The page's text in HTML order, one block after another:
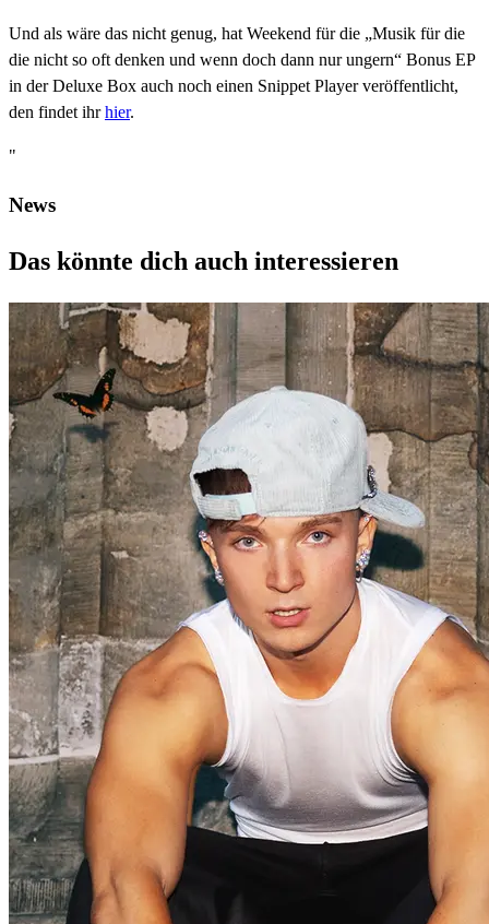
Und als wäre das nicht genug, hat Weekend für die „Musik für die
die nicht so oft denken und wenn doch dann nur ungern“ Bonus EP
in der Deluxe Box auch noch einen Snippet Player veröffentlicht,
den findet ihrhier.
"
News
Das könnte dich auch interessieren